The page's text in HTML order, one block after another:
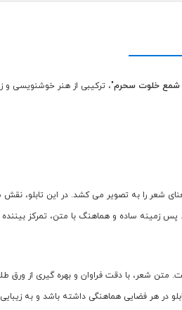
شمع خلوت سحرم"، ترکیبی از هنر خوشنویسی و
شعر را به تصویر می کشد. در این
پس زمینه ساده و هماهنگ با متن، تمرکز
در هر فضایی هماهنگی داشته باشد و به زیبایی